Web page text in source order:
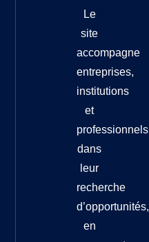
Le
site
accompagne
entreprises,
institutions
et
professionnels
dans
leur
recherche
d’opportunités,
en